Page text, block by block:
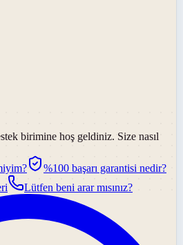
birimine hoş geldiniz. Size nasıl
%100 başarı garantisi nedir?
Lütfen beni arar mısınız?